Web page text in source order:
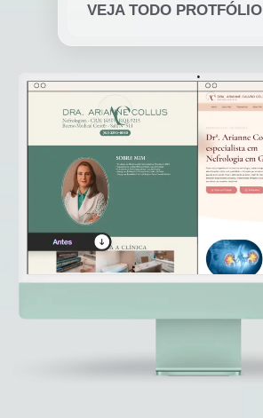
VEJA TODO PROTFÓLIO